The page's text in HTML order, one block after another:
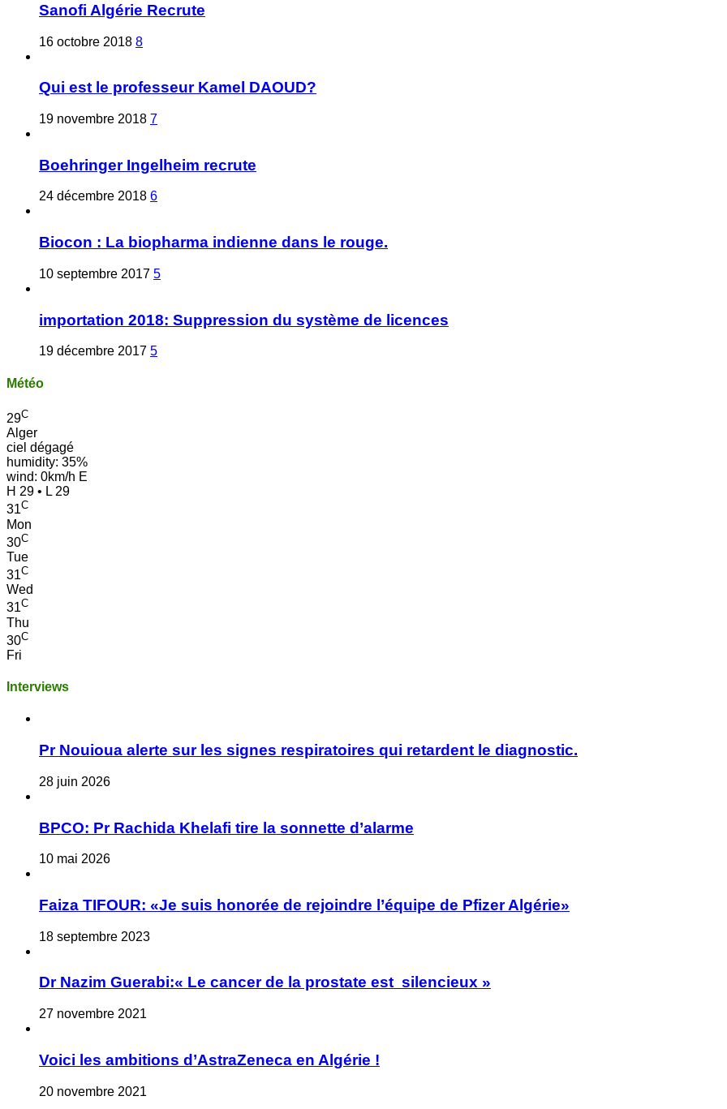
Sanofi Algérie Recrute
16 octobre 2018 8
Qui est le professeur Kamel DAOUD?
19 novembre 2018 7
Boehringer Ingelheim recrute
24 décembre 2018 6
Biocon : La biopharma indienne dans le rouge.
10 septembre 2017 5
importation 2018: Suppression du système de licences
19 décembre 2017 5
Météo
29C
Alger
ciel dégagé
humidity: 35%
wind: 0km/h E
H 29 • L 29
31C
Mon
30C
Tue
31C
Wed
31C
Thu
30C
Fri
Interviews
Pr Nouioua alerte sur les signes respiratoires qui retardent le diagnostic.
28 juin 2026
BPCO: Pr Rachida Khelafi tire la sonnette d’alarme
10 mai 2026
Faiza TIFOUR: «Je suis honorée de rejoindre l’équipe de Pfizer Algérie»
18 septembre 2023
Dr Nazim Guerabi:« Le cancer de la prostate est silencieux »
27 novembre 2021
Voici les ambitions d’AstraZeneca en Algérie !
20 novembre 2021